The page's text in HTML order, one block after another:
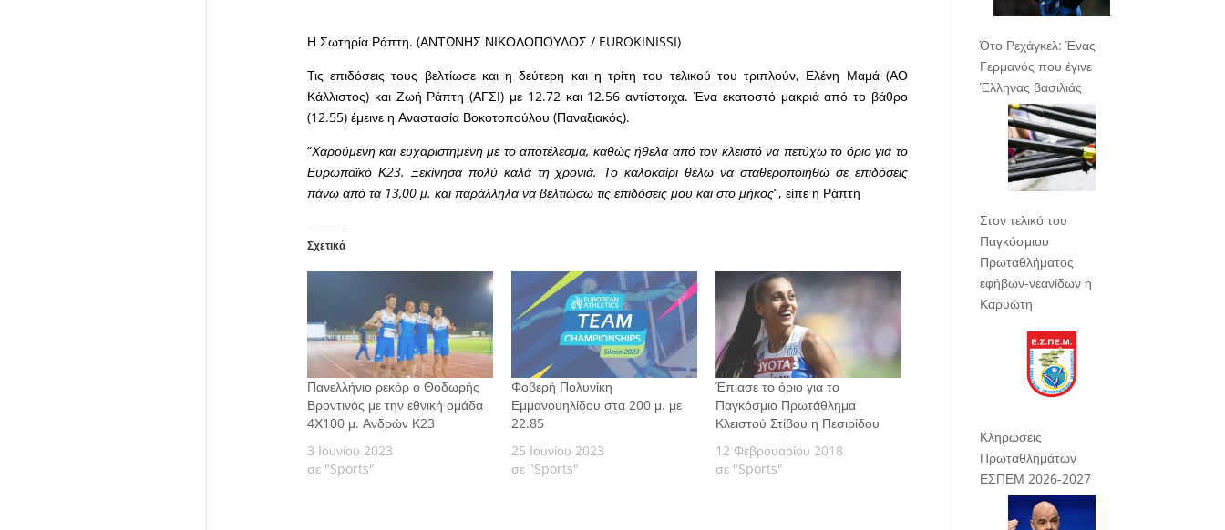
Η Σωτηρία Ράπτη. (ΑΝΤΩΝΗΣ ΝΙΚΟΛΟΠΟΥΛΟΣ / EUROKINISSI)
Τις επιδόσεις τους βελτίωσε και η δεύτερη και η τρίτη του τελικού του τριπλούν, Ελένη Μαμά (ΑΟ
Κάλλιστος) και Ζωή Ράπτη (ΑΓΣΙ) με 12.72 και 12.56 αντίστοιχα. Ένα εκατοστό μακριά από το βάθρο
(12.55) έμεινε η Αναστασία Βοκοτοπούλου (Παναξιακός).
“Χαρούμενη και ευχαριστημένη με το αποτέλεσμα, καθώς ήθελα από τον κλειστό να πετύχω το όριο για το
Ευρωπαϊκό Κ23. Ξεκίνησα πολύ καλά τη χρονιά. Το καλοκαίρι θέλω να σταθεροποιηθώ σε επιδόσεις
πάνω από τα 13,00 μ. και παράλληλα να βελτιώσω τις επιδόσεις μου και στο μήκος“, είπε η Ράπτη
Σχετικά
Πανελλήνιο ρεκόρ ο Θοδωρής
Βροντινός με την εθνική ομάδα
4Χ100 μ. Ανδρών Κ23
3 Ιουνίου 2023
σε "Sports"
Φοβερή Πολυνίκη
Εμμανουηλίδου στα 200 μ. με
22.85
25 Ιουνίου 2023
σε "Sports"
Έπιασε το όριο για το
Παγκόσμιο Πρωτάθλημα
Κλειστού Στίβου η Πεσιρίδου
12 Φεβρουαρίου 2018
σε "Sports"
Ότο Ρεχάγκελ: Ένας
Γερμανός που έγινε
Έλληνας βασιλιάς
Στον τελικό του
Παγκόσμιου
Πρωταθλήματος
εφήβων-νεανίδων η
Καρυώτη
Κληρώσεις
Πρωταθλημάτων
ΕΣΠΕΜ 2026-2027